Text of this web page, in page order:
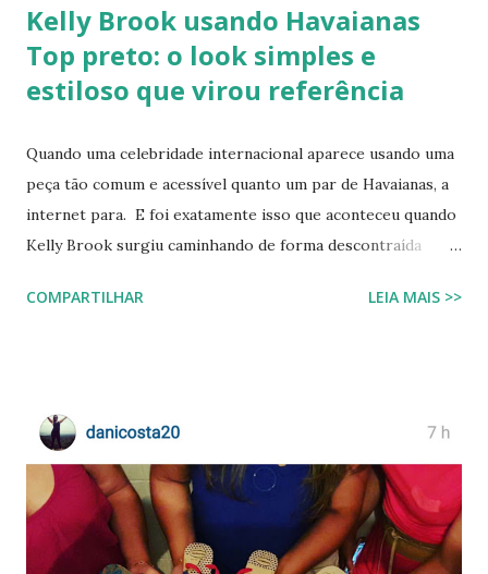
Kelly Brook usando Havaianas
Top preto: o look simples e
estiloso que virou referência
Quando uma celebridade internacional aparece usando uma
peça tão comum e acessível quanto um par de Havaianas, a
internet para. E foi exatamente isso que aconteceu quando
Kelly Brook surgiu caminhando de forma descontraída
que se tornou rapidamente uma inspiração para fãs de
“estilo real da vida real”: confortável, descomplicado e
que moda não precisa ser cara, extravagante ou complexa e
que até as celebridades mais glamourosas valorizam peças
acessíveis que todo mundo pode ter. Hoje você vai ver por
COMPARTILHAR LEIA MAIS >>